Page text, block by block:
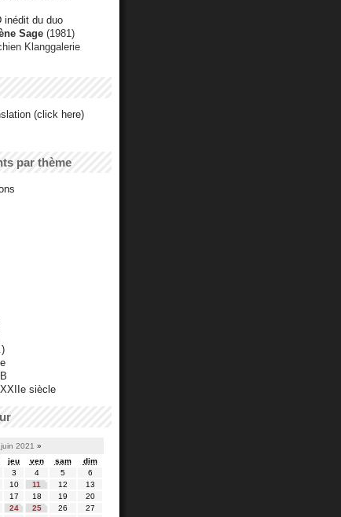
inédit du duo
Sage (1981)
Klanggalerie
(click here)
par thème
siècle
juin 2021 »
jeu ven sam
dim
3 4 5
6
10 11 12
13
17 18 19
20
24 25 26
27